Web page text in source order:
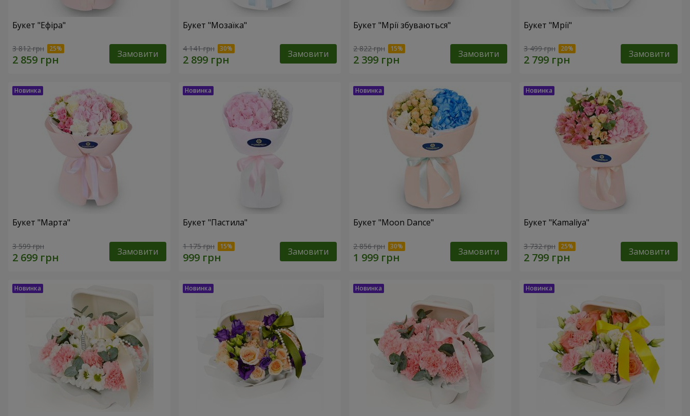
Букет "Ефіра"
3 812 грн Замовити
Букет "Мозаїка"
4 141 грн Замовити
Букет "Мрії збуваються"
2 822 грн Замовити
Букет "Мрії"
3 499 грн Замовити
Букет "Марта"
3 599 грн Замовити
Букет "Пастила"
1 175 грн Замовити
Букет "Moon Dance"
2 856 грн Замовити
Букет "Kamaliya"
3 732 грн Замовити